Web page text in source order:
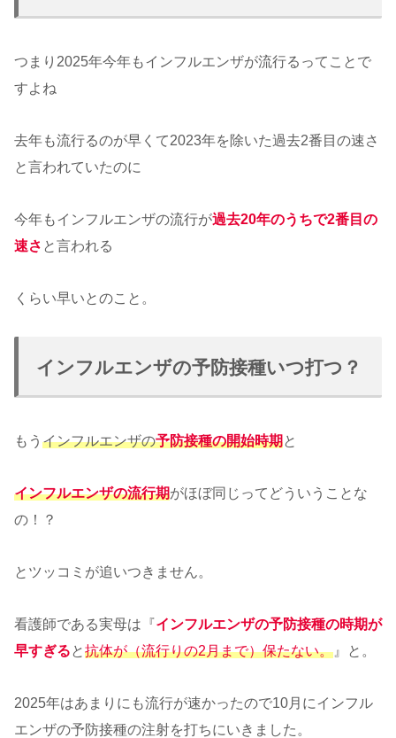
つまり2025年今年もインフルエンザが流行るってことで
すよね
去年も流行るのが早くて2023年を除いた過去2番目の速さ
と言われていたのに
今年もインフルエンザの流行が過去20年のうちで2番目の
速さ と言われる
くらい早いとのこと。
インフルエンザの予防接種いつ打つ？
もう インフルエンザの予防接種の開始時期と
インフルエンザの流行期がほぼ同じってどういうことな
の！？
とツッコミが追いつきません。
看護師である実母は『インフルエンザの予防接種の時期が
早すぎる と抗体が（流行りの2月まで）保たない。 』と。
2025年はあまりにも流行が速かったので10月にインフル
エンザの予防接種の注射を打ちにいきました。